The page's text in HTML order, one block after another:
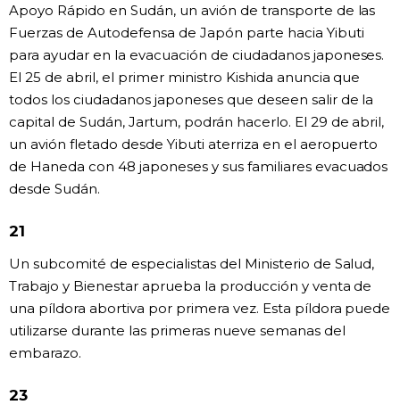
Apoyo Rápido en Sudán, un avión de transporte de las
Fuerzas de Autodefensa de Japón parte hacia Yibuti
para ayudar en la evacuación de ciudadanos japoneses.
El 25 de abril, el primer ministro Kishida anuncia que
todos los ciudadanos japoneses que deseen salir de la
capital de Sudán, Jartum, podrán hacerlo. El 29 de abril,
un avión fletado desde Yibuti aterriza en el aeropuerto
de Haneda con 48 japoneses y sus familiares evacuados
desde Sudán.
21
Un subcomité de especialistas del Ministerio de Salud,
Trabajo y Bienestar aprueba la producción y venta de
una píldora abortiva por primera vez. Esta píldora puede
utilizarse durante las primeras nueve semanas del
embarazo.
23